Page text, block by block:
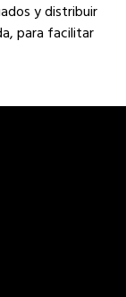
y distribuir
para facilitar